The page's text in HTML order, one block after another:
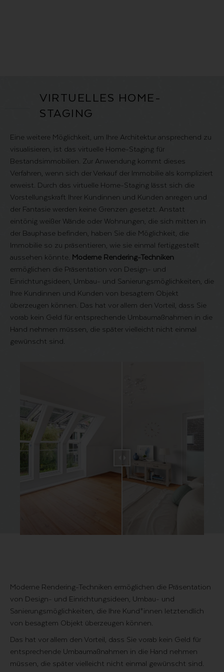
VIRTUELLES HOME-
STAGING
Eine weitere Möglichkeit, um Ihre Architektur ansprechend zu
visualisieren, ist das virtuelle Home-Staging für
Bestandsimmobilien. Zur Anwendung kommt dieses
Verfahren, wenn sich der Verkauf der Immobilie als kompliziert
erweist. Durch das virtuelle Home-Staging lässt sich die
Vorstellungskraft Ihrer Kundinnen und Kunden anregen und
der Fantasie werden keine Grenzen gesetzt. Anstatt
eintönig weißer Wände oder Wohnungen, die sich mitten in
der Bauphase befinden, haben Sie die Möglichkeit, die
Immobilie so zu präsentieren, wie sie einmal fertiggestellt
aussehen könnte. Moderne Rendering-Techniken
ermöglichen die Präsentation von Design- und
Einrichtungsideen, Umbau- und Sanierungsmöglichkeiten, die
Ihre Kundinnen und Kunden von besagtem Objekt
überzeugen können. Das hat vor allem den Vorteil, dass Sie
vorab kein Geld für entsprechende Umbaumaßnahmen in die
Hand nehmen müssen, die später vielleicht nicht einmal
gewünscht sind.
Moderne Rendering-Techniken ermöglichen die Präsentation
von Design- und Einrichtungsideen, Umbau- und
Sanierungsmöglichkeiten, die Ihre Kund*innen letztendlich
von besagtem Objekt überzeugen können.
Das hat vor allem den Vorteil, dass Sie vorab kein Geld für
entsprechende Umbaumaßnahmen in die Hand nehmen
müssen, die später vielleicht nicht einmal gewünscht sind.